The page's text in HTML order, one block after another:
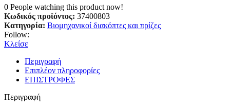
0 People watching this product now!
Κωδικός προϊόντος: 37400803
Κατηγορία: Βιομηχανικοί διακόπτες και πρίζες
Follow:
Κλείσε
Περιγραφή
Επιπλέον πληροφορίες
ΕΠΙΣΤΡΟΦΕΣ
Περιγραφή